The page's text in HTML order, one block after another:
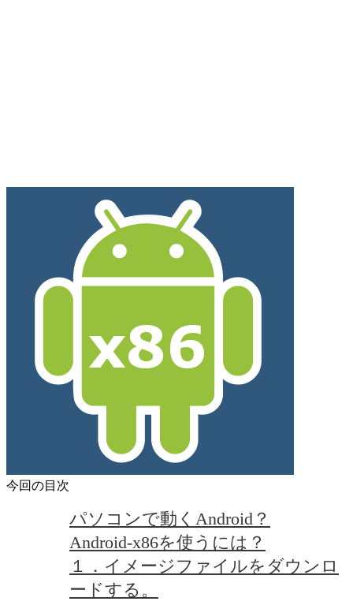
今回の目次
パソコンで動くAndroid？
Android-x86を使うには？
１．イメージファイルをダウンロ
ードする。